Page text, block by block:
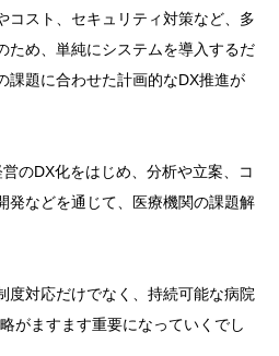
コスト、セキュリティ対策など、多
ため、単純にシステムを導入するだ
課題に合わせた計画的なDX推進が
のDX化をはじめ、分析や立案、コ
発などを通じて、医療機関の課題解
度対応だけでなく、持続可能な病院
がますます重要になっていくでし